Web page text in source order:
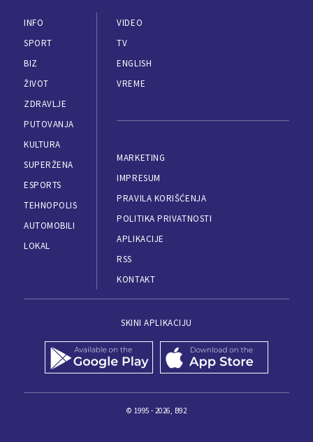
INFO
SPORT
BIZ
ŽIVOT
ZDRAVLJE
PUTOVANJA
KULTURA
SUPERŽENA
ESPORTS
TEHNOPOLIS
AUTOMOBILI
LOKAL
VIDEO
TV
ENGLISH
VREME
MARKETING
IMPRESUM
PRAVILA KORIŠĆENJA
POLITIKA PRIVATNOSTI
APLIKACIJE
RSS
KONTAKT
SKINI APLIKACIJU
© 1995 - 2026, B92